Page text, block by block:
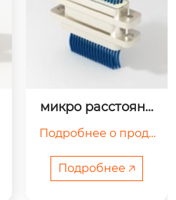
микро расстояни
Подробнее о проду
Подробнее 🡥